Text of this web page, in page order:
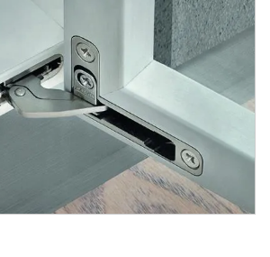
オンラインショップはこちら